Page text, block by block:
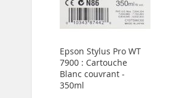
Epson Stylus Pro WT
7900 : Cartouche
Blanc couvrant -
350ml